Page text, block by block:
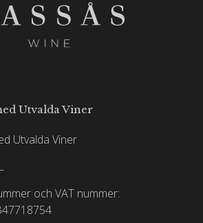
Utvalda Viner
Utvalda Viner
och VAT nummer: